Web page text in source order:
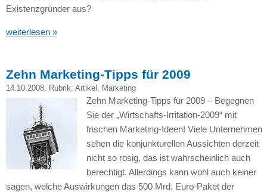
Existenzgründer aus?
weiterlesen »
Zehn Marketing-Tipps für 2009
14.10.2008, Rubrik: Artikel Marketing
Zehn Marketing-Tipps für 2009 – Begegnen
Sie der „Wirtschafts-Irritation-2009“ mit
frischen Marketing-Ideen! Viele Unternehmen
sehen die konjunkturellen Aussichten derzeit
nicht so rosig, das ist wahrscheinlich auch
berechtigt. Allerdings kann wohl auch keiner
sagen, welche Auswirkungen das 500 Mrd. Euro-Paket der